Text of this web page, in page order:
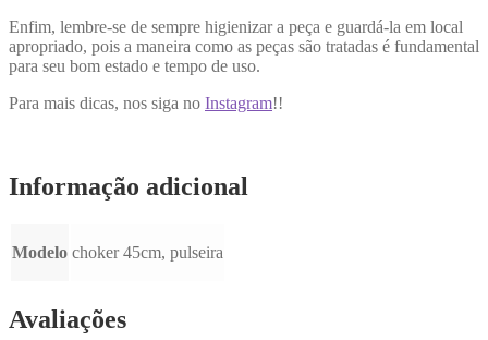
Enfim, lembre-se de sempre higienizar a peça e guardá-la em local
apropriado, pois a maneira como as peças são tratadas é fundamental
para seu bom estado e tempo de uso.
Para mais dicas, nos siga no Instagram!!
Informação adicional
Modelo choker 45cm, pulseira
Avaliações